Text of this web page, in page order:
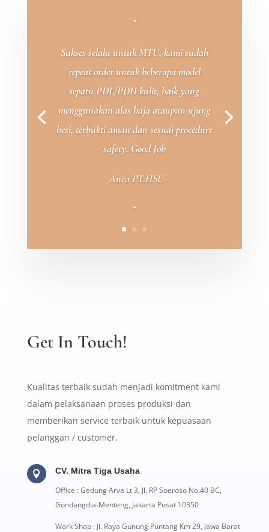
“
Sukses selalu untuk MTU, kami sudah
repeat order untuk beberapa model
sepatu PDL/PDH kulit, baik yang
menggunakan alas baja ataupun ujung
besi, terbukti aman dan sesuai procedure
safety. Good Job
– Anca PT.HSU-
“
Get In Touch!
Kualitas terbaik sudah menjadi komitment kami
dalam pelaksanaan proses produksi dan
memberikan service terbaik untuk kepuasaan
pelanggan / customer.
 CV. Mitra Tiga Usaha
Office : Gedung Arva Lt 3, Jl. RP Soeroso No.40 BC,
Gondangdia-Menteng, Jakarta Pusat 10350
Work Shop : Jl. Raya Gunung Puntang Km 29, Jawa Barat